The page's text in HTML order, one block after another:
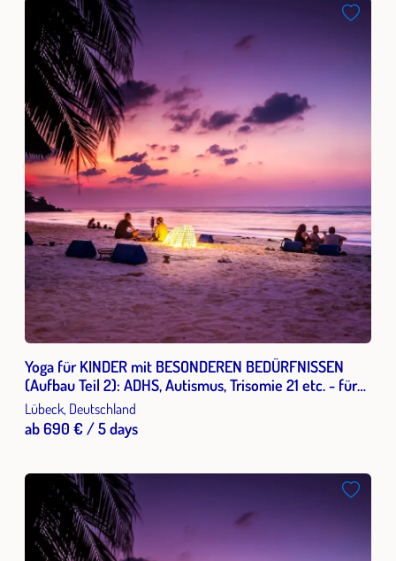
Yoga für KINDER mit BESONDEREN BEDÜRFNISSEN
(Aufbau Teil 2): ADHS, Autismus, Trisomie 21 etc. - für
Pädagogen und Therapeuten
Lübeck, Deutschland
ab 690 € / 5 days